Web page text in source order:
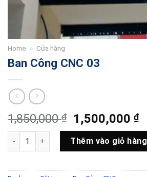
Home » Cửa hàng
Ban Công CNC 03
1,850,000₫
Giá
gốc
là:
1,850,000 ₫.
1,500,000₫
tại
Ban Công CNC 03 số lượngThêm vào giỏ hàng